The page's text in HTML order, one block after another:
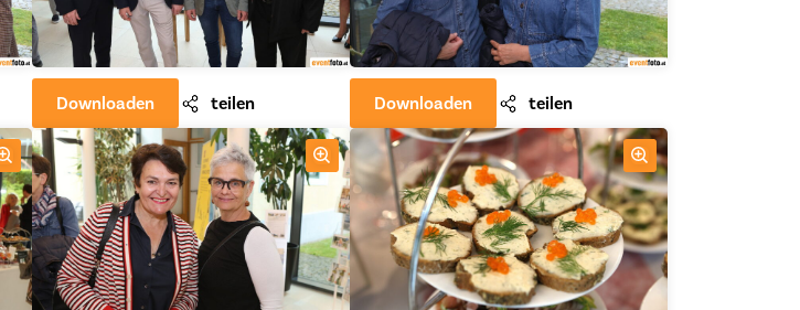
Downloaden teilen Downloaden teilen